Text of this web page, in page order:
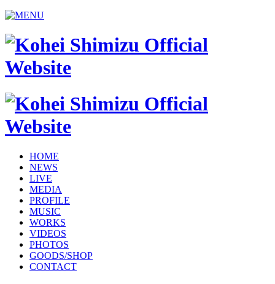
HOME
NEWS
LIVE
MEDIA
PROFILE
MUSIC
WORKS
VIDEOS
PHOTOS
GOODS/SHOP
CONTACT